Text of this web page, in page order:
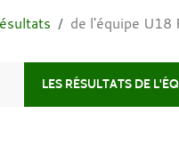
de l'équipe U18
LES RÉSULTATS DE